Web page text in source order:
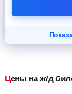
Цены на ж/д